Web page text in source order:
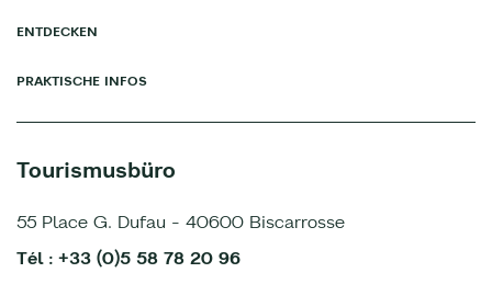
ENTDECKEN
PRAKTISCHE INFOS
Tourismusbüro
55 Place G. Dufau - 40600 Biscarrosse
Tél : +33 (0)5 58 78 20 96